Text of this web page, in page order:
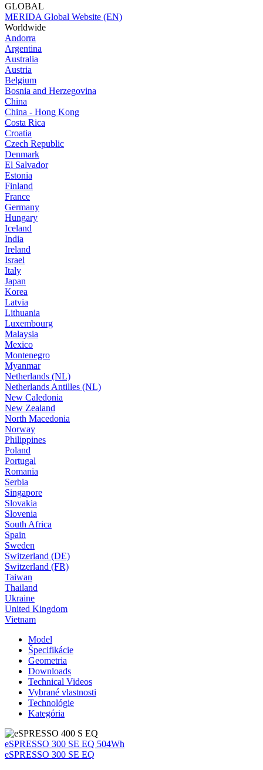
GLOBAL
MERIDA Global Website (EN)
Worldwide
Andorra
Argentina
Australia
Austria
Belgium
Bosnia and Herzegovina
China
China - Hong Kong
Costa Rica
Croatia
Czech Republic
Denmark
El Salvador
Estonia
Finland
France
Germany
Hungary
Iceland
India
Ireland
Israel
Italy
Japan
Korea
Latvia
Lithuania
Luxembourg
Malaysia
Mexico
Montenegro
Myanmar
Netherlands (NL)
Netherlands Antilles (NL)
New Caledonia
New Zealand
North Macedonia
Norway
Philippines
Poland
Portugal
Romania
Serbia
Singapore
Slovakia
Slovenia
South Africa
Spain
Sweden
Switzerland (DE)
Switzerland (FR)
Taiwan
Thailand
Ukraine
United Kingdom
Vietnam
Model
Špecifikácie
Geometria
Downloads
Technical Videos
Vybrané vlastnosti
Technológie
Kategória
eSPRESSO 300 SE EQ 504Wh
eSPRESSO 300 SE EQ